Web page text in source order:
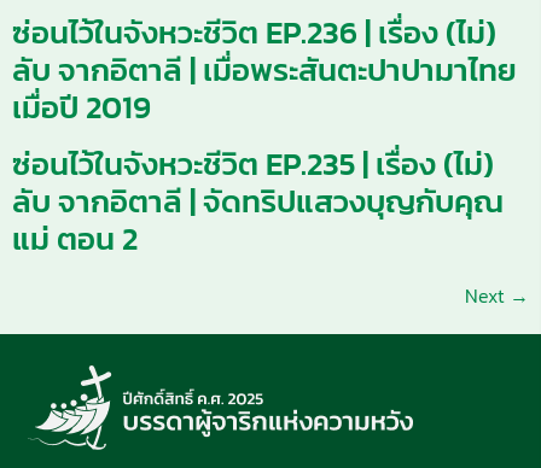
ซ่อนไว้ในจังหวะชีวิต EP.236 | เรื่อง (ไม่)
ลับ จากอิตาลี | เมื่อพระสันตะปาปามาไทย
เมื่อปี 2019
ซ่อนไว้ในจังหวะชีวิต EP.235 | เรื่อง (ไม่)
ลับ จากอิตาลี | จัดทริปแสวงบุญกับคุณ
แม่ ตอน 2
Next →